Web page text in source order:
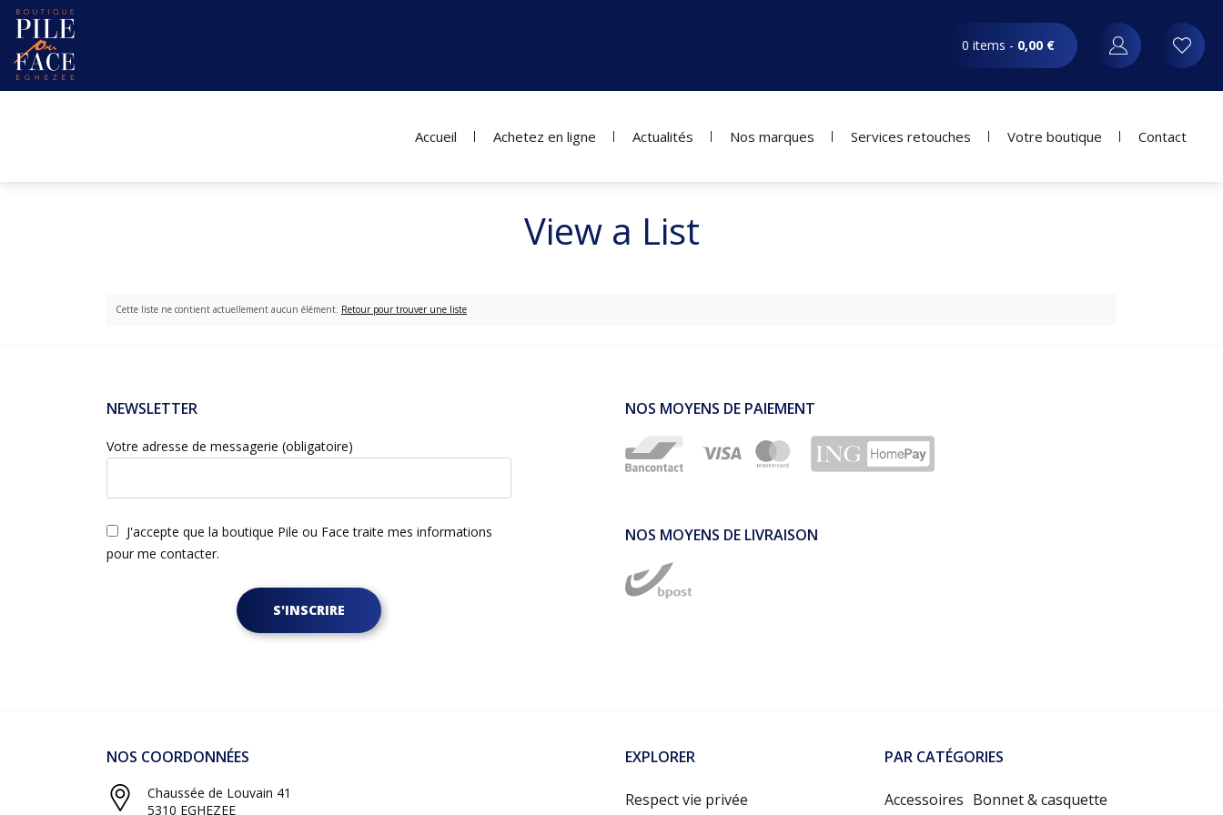
0 items - 0,00 €
Accueil Achetez en ligne Actualités Nos marques Services retouches Votre boutique Contact
View a List
Cette liste ne contient actuellement aucun élément. Retour pour trouver une liste
NEWSLETTER
Votre adresse de messagerie (obligatoire)
J'accepte que la boutique Pile ou Face traite mes informations
pour me contacter.
S'INSCRIRE
NOS MOYENS DE PAIEMENT
NOS MOYENS DE LIVRAISON
NOS COORDONNÉES
Chaussée de Louvain 41
5310 EGHEZEE
EXPLORER
Respect vie privée
PAR CATÉGORIES
Accessoires Bonnet & casquette